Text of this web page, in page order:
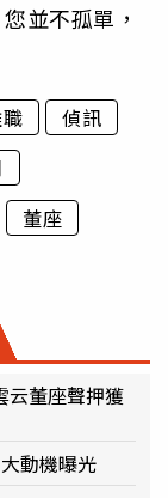
並不孤單，
偵訊
董座
董座聲押獲
動機曝光